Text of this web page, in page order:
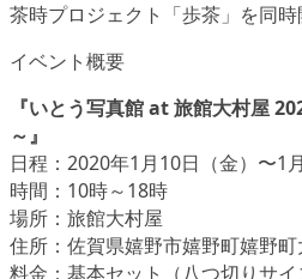
茶時プロジェクト 「歩茶」 を同時
イベント概要
『いとう写真館 at 旅館大村屋
～』
日程：2020年1月10日（金）〜1
時間：10時～18時
場所：旅館大村屋
住所：佐賀県嬉野市嬉野町嬉野
料金：基本セット（八つ切りサイ